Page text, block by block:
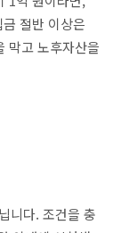
절반 이상은
막고 노후자산을
니다. 조건을 충